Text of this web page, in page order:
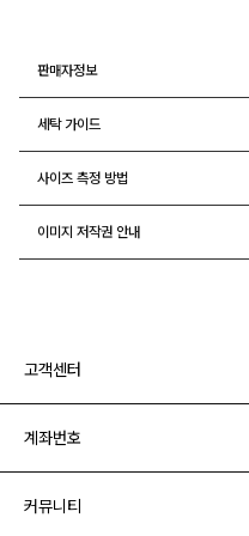
판매자정보
세탁 가이드
사이즈 측정 방법
이미지 저작권 안내
고객센터
계좌번호
커뮤니티